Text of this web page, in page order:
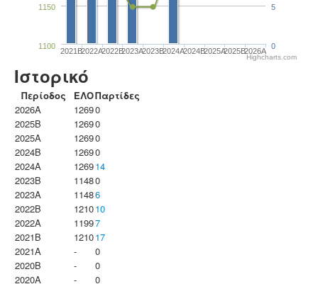
2021B2022A2022B2023Α2023B2024A2024B2025A2025B2026A
1150
1100 0
5
Highcharts.com
Ιστορικό
Περίοδος ΕΛΟΠαρτίδες
2026A
12690
2025B
12690
2025A
12690
2024B
12690
2024A
126914
2023B
11480
2023Α
11486
2022B
121010
2022A
11997
2021B
121017
2021A
-
0
2020B
-
0
2020A
- 0